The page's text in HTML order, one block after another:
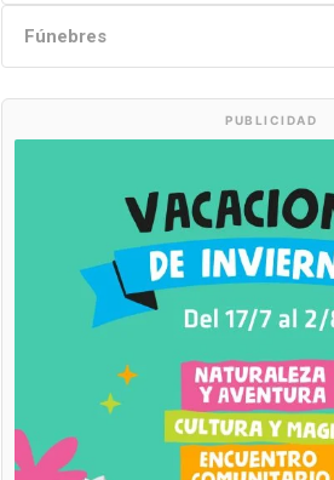
Fúnebres
PUBLICIDAD